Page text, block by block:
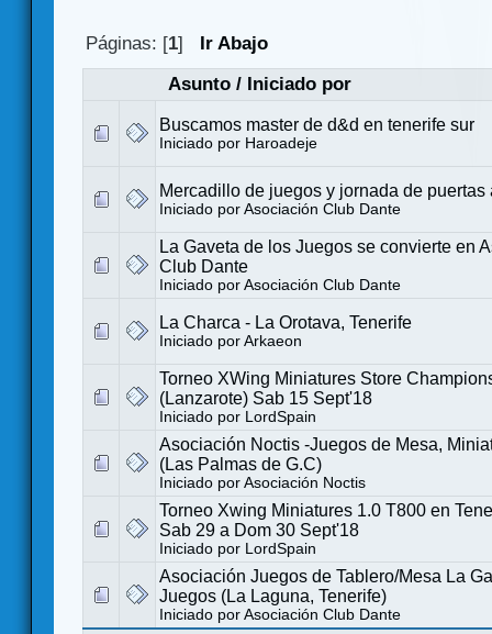
Páginas: [1]
Ir Abajo
Asunto/ Iniciado por
Buscamos master de d&d en tenerife sur
Iniciado por Haroadeje
Mercadillo de juegos y jornada de puertas
Iniciado por Asociación Club Dante
La Gaveta de los Juegos se convierte en
Club Dante
Iniciado por Asociación Club Dante
La Charca - La Orotava, Tenerife
Iniciado por Arkaeon
Torneo XWing Miniatures Store
(Lanzarote) Sab 15 Sept'18
Iniciado por LordSpain
Asociación Noctis -Juegos de Mesa,
(Las Palmas de G.C)
Iniciado por Asociación Noctis
Torneo Xwing Miniatures 1.0 T800 en
Sab 29 a Dom 30 Sept'18
Iniciado por LordSpain
Asociación Juegos de Tablero/Mesa La
Juegos (La Laguna, Tenerife)
Iniciado por Asociación Club Dante